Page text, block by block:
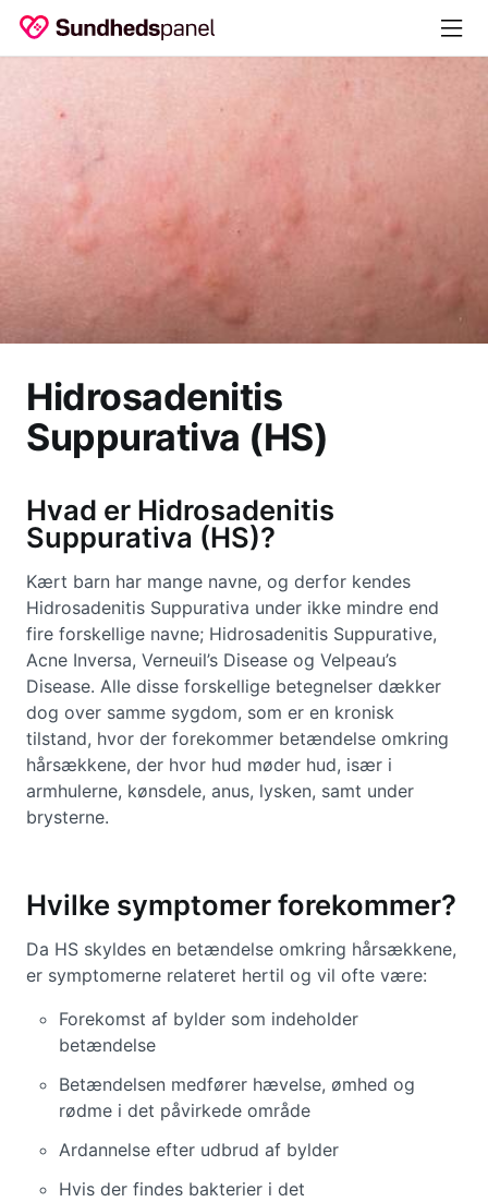
Hidrosadenitis
Suppurativa (HS)
Hvad er Hidrosadenitis
Suppurativa (HS)?
Kært barn har mange navne, og derfor kendes
Hidrosadenitis Suppurativa under ikke mindre end
fire forskellige navne; Hidrosadenitis Suppurative,
Acne Inversa, Verneuil’s Disease og Velpeau’s
Disease. Alle disse forskellige betegnelser dækker
dog over samme sygdom, som er en kronisk
tilstand, hvor der forekommer betændelse omkring
hårsækkene, der hvor hud møder hud, især i
armhulerne, kønsdele, anus, lysken, samt under
brysterne.
Hvilke symptomer forekommer?
Da HS skyldes en betændelse omkring hårsækkene,
er symptomerne relateret hertil og vil ofte være:
Forekomst af bylder som indeholder
betændelse
Betændelsen medfører hævelse, ømhed og
rødme i det påvirkede område
Ardannelse efter udbrud af bylder
Hvis der findes bakterier i det